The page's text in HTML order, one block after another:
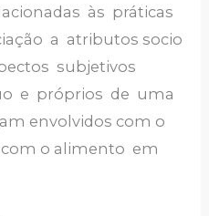
às práticas
a atributos socio
subjetivos
e próprios de uma
envolvidos com o
o alimento em